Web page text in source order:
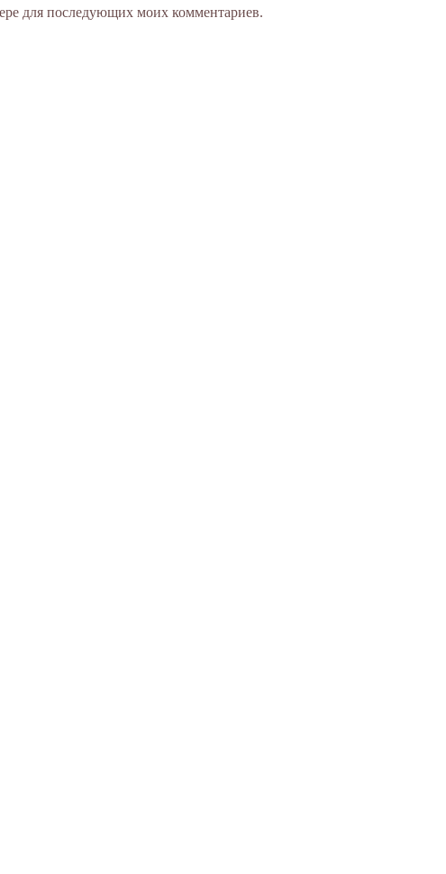
для последующих моих комментариев.